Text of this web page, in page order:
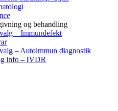
og behandling
– Immundefekt
– Autoimmun diagnostik
info – IVDR